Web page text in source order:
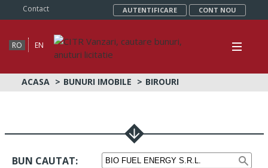
Contact AUTENTIFICARE CONT NOU
RO EN
ACASA BUNURI IMOBILE BIROURI
BUN CAUTAT: